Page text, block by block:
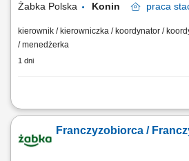
Żabka Polska Konin praca
kierownik / kierowniczka / koordynator /
/ menedżerka
1 dni
Główne zadania: Prowadzenie własnej
obsługi. Monitorowanie stanów
Dostosowywanie asortymentu sklepu do
Franczyzobiorca /